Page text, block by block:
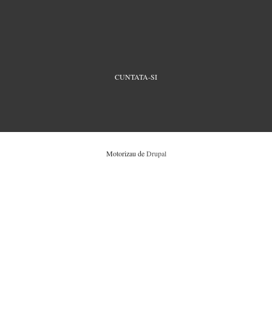
CUNTATA-SI
Motorizau deDrupal